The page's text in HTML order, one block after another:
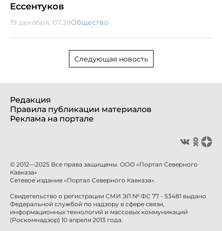
Ессентуков
19 декабря, 07:39Общество
Следующая новость
Редакция
Правила публикации материалов
Реклама на портале
© 2012—2025 Все права защищены. ООО «Портал Северного
Кавказа»
Сетевое издание «Портал Северного Кавказа».
Свидетельство о регистрации СМИ ЭЛ № ФС 77 - 53481 выдано
Федеральной службой по надзору в сфере связи,
информационных технологий и массовых коммуникаций
(Роскомнадзор) 10 апреля 2013 года.